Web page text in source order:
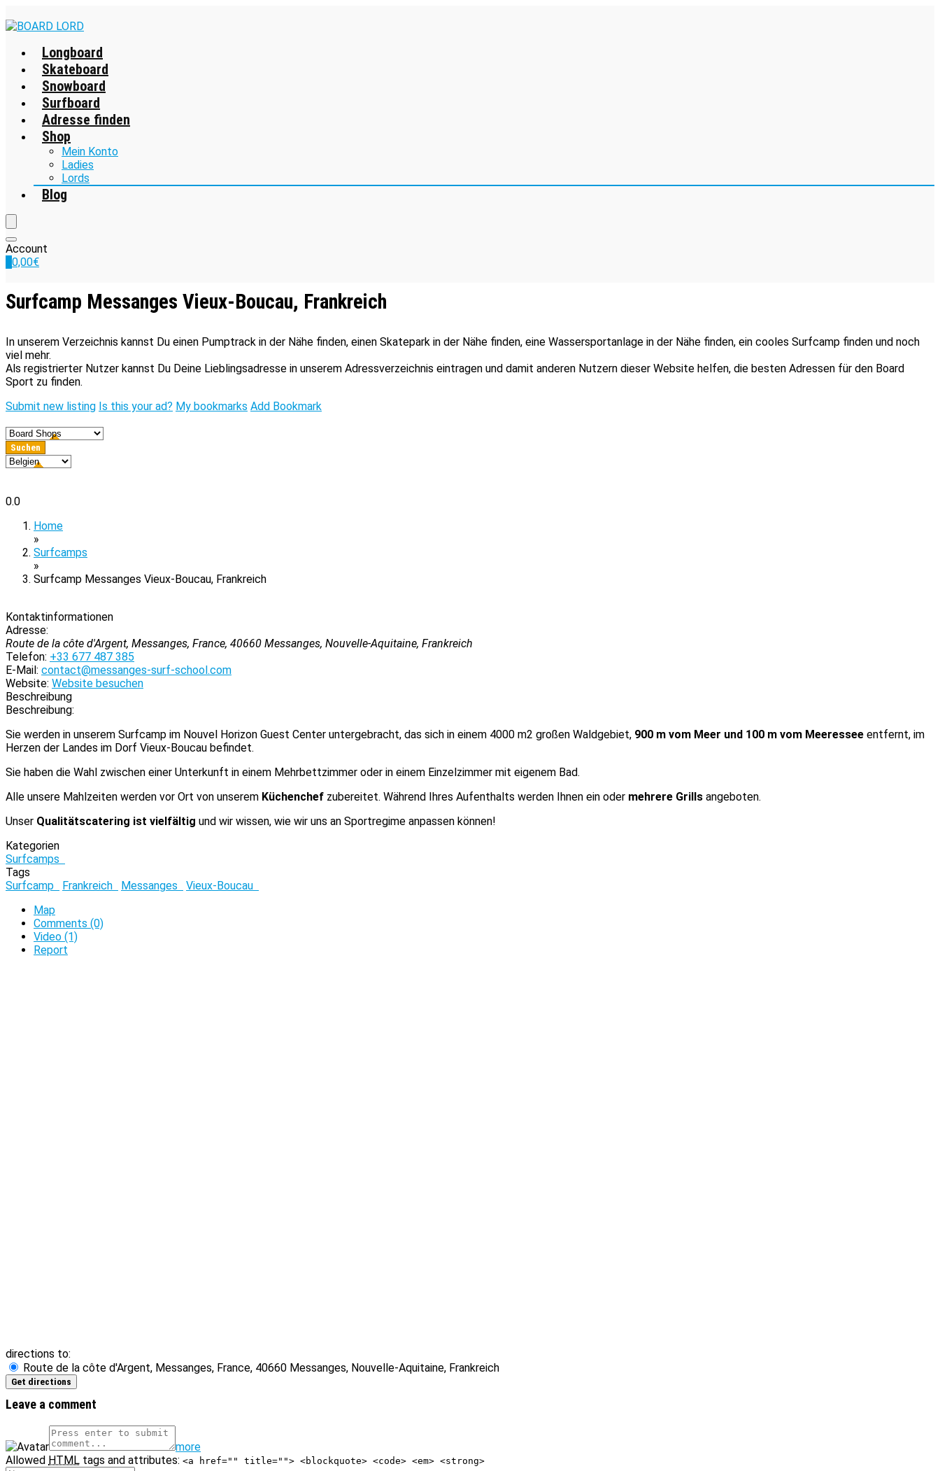
Longboard
Skateboard
Snowboard
Surfboard
Adresse finden
Shop
Mein Konto
Ladies
Lords
Blog
Account
0,00€
Surfcamp Messanges Vieux-Boucau, Frankreich
In unserem Verzeichnis kannst Du einen Pumptrack in der Nähe finden, einen Skatepark in der Nähe finden, eine Wassersportanlage in der Nähe finden, ein cooles Surfcamp finden und noch
viel mehr.
Als registrierter Nutzer kannst Du Deine Lieblingsadresse in unserem Adressverzeichnis eintragen und damit anderen Nutzern dieser Website helfen, die besten Adressen für den Board
Sport zu finden.
Submit new listing Is this your ad? My bookmarks Add Bookmark
0.0
Home
»
Surfcamps
»
Surfcamp Messanges Vieux-Boucau, Frankreich
Kontaktinformationen
Adresse:
Route de la côte d'Argent, Messanges, France, 40660 Messanges, Nouvelle-Aquitaine, Frankreich
Telefon: +33 677 487 385
E-Mail: contact@messanges-surf-school.com
Website: Website besuchen
Beschreibung
Beschreibung:
Sie werden in unserem Surfcamp im Nouvel Horizon Guest Center untergebracht, das sich in einem 4000 m2 großen Waldgebiet, 900 m vom Meer und 100 m vom Meeressee entfernt, im
Herzen der Landes im Dorf Vieux-Boucau befindet.
Sie haben die Wahl zwischen einer Unterkunft in einem Mehrbettzimmer oder in einem Einzelzimmer mit eigenem Bad.
Alle unsere Mahlzeiten werden vor Ort von unserem Küchenchef zubereitet. Während Ihres Aufenthalts werden Ihnen ein oder mehrere Grills angeboten.
Unser Qualitätscatering ist vielfältig und wir wissen, wie wir uns an Sportregime anpassen können!
Kategorien
Surfcamps
Tags
Surfcamp
Frankreich Messanges
Vieux-Boucau
Map
Comments (0)
Video (1)
Report
directions to:
Route de la côte d'Argent, Messanges, France, 40660 Messanges, Nouvelle-Aquitaine, Frankreich
Leave a comment
more
Allowed HTML tags and attributes: <a href="" title=""> <blockquote> <code> <em> <strong>